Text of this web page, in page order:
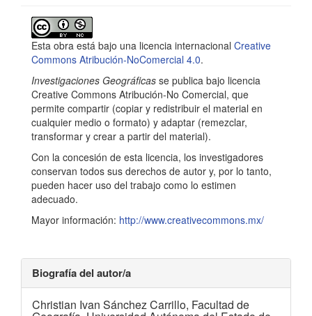
Detalles
del
artículo
Esta obra está bajo una licencia internacional Creative
Commons Atribución-NoComercial 4.0.
Investigaciones Geográficas se publica bajo licencia
Creative Commons Atribución-No Comercial, que
permite compartir (copiar y redistribuir el material en
cualquier medio o formato) y adaptar (remezclar,
transformar y crear a partir del material).
Con la concesión de esta licencia, los investigadores
conservan todos sus derechos de autor y, por lo tanto,
pueden hacer uso del trabajo como lo estimen
adecuado.
Mayor información: http://www.creativecommons.mx/
Biografía del autor/a
Christian Ivan Sánchez Carrillo, Facultad de